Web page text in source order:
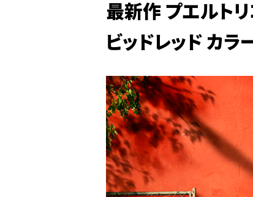
最新作 プエルト
ビッドレッド カラ